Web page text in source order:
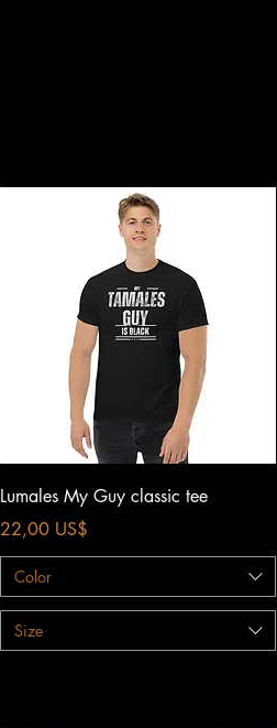
Vista rápida
Lumales My Guy classic tee
Precio
22,00 US$
Color
Size